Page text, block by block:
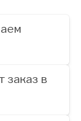
заказ в